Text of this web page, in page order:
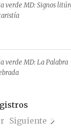
verde MD: Signos
verde MD: La Palabra
Siguiente